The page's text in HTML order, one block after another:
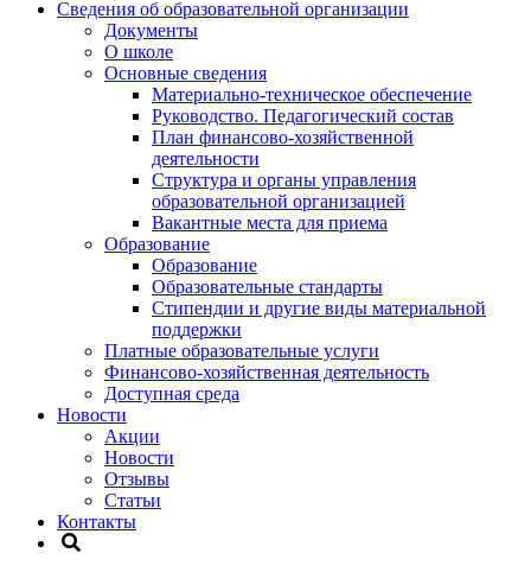
Сведения об образовательной организации
Документы
О школе
Основные сведения
Материально-техническое обеспечение
Руководство. Педагогический состав
План финансово-хозяйственной
деятельности
Структура и органы управления
образовательной организацией
Вакантные места для приема
Образование
Образование
Образовательные стандарты
Стипендии и другие виды материальной
поддержки
Платные образовательные услуги
Финансово-хозяйственная деятельность
Доступная среда
Новости
Акции
Новости
Отзывы
Статьи
Контакты